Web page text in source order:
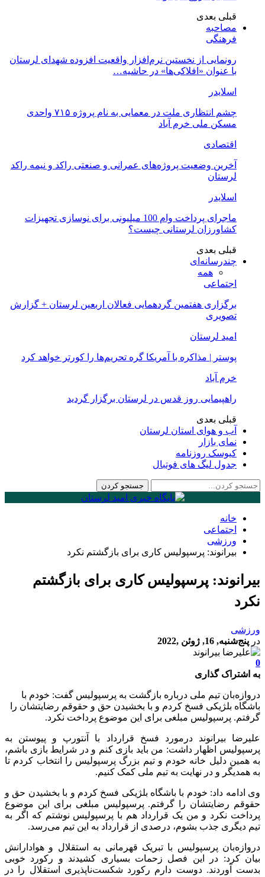
قبلی بعدی
مصاحبه
فرهنگی
رونمایی از نخستین نرم‌افزار واقعیت افزوده شهدای لرستان
با عنوان «افلاکی‌ها» در حاشیه…
اسلایدر
چشم انتظاری ملت در معمایی به نام پروژه ۷۱۵ واحدی
مسکن ملی خرم آباد
اقتصادی
آخرین وضعیت پروژه‌های عمرانی و صنعتی راکد و نیمه راکد
لرستان
اسلایدر
ماجرای پرداخت وام 100 میلیونی برای نوسازی تجهیزات
کشاورزان لرستانی چیست؟
قبلی بعدی
چندرسانه‌ای
همه
اجتماعی
برگزاری هفتمین گردهمایی فعالان اربعین لرستان + گزارش
تصویری
امید لرستان
پوستر | مذاکره با آمریکا گره تحریم‌ها را کورتر خواهد کرد
خرم آباد
راهپیمایی روز قدس در لرستان برگزار گردید
قبلی بعدی
آب و هوای استان لرستان
نمای بازار
کیوسک روزنامه
جدول لیگ های فوتبال
خانه
اجتماعی
ورزشی
بیرانوند: پرسپولیس کاری برای بازگشتم نکرد
بیرانوند: پرسپولیس کاری برای بازگشتم
نکرد
ورزشی
در پنج‌شنبه, 16, ژوئن ,2022
0
به اشتراک گذاری
دروازه‌بان تیم ملی درباره بازگشت به پرسپولیس گفت: خودم با
باشگاه بلژیکی فسخ کردم و با بخشیدن حق و حقوقم رضایتشان را
گرفتم. پرسپولیس مبلغی برای این موضوع پرداخت نکرد.
علیرضا بیرانوند درمورد فسخ قرارداد با آنتورپ و پیوستن به
پرسپولیس اظهار داشت: من باید بازی کنم و در شرایط بازی باشم،
به همین دلیل خانه خودم و تیم بزرگ پرسپولیس را انتخاب کردم تا
به همدیگر و در نهایت به تیم ملی کمک کنیم.
وی ادامه داد: خودم با باشگاه بلژیکی فسخ کردم و با بخشیدن حق و
حقوقم رضایتشان را گرفتم. پرسپولیس مبلغی برای این موضوع
پرداخت نکرد و من یک قرارداد هم با پرسپولیس نوشتم که اگر به
تیم دیگری جذب بشوم، درصدی از قرارداد به این تیم می‌رسد.
دروازه‌بان پرسپولیس با تبریک قهرمانی به استقلال و هوادارانش
بیان کرد: در این فصل زحمات بسیاری کشیدند و رکورد خوبی
بدست آوردند. دوست دارم رکورد شکست‌ناپذیری استقلال را در